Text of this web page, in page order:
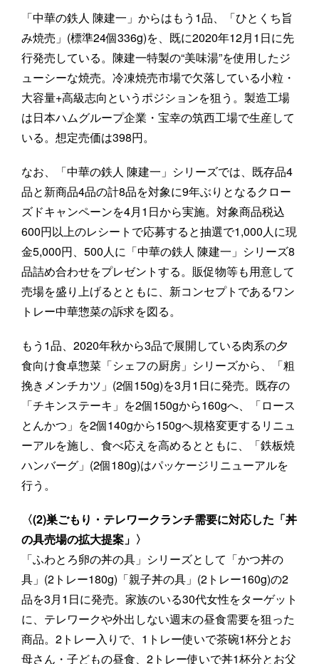
「中華の鉄人 陳建一」からはもう1品、「ひとくち旨
み焼売」(標準24個336g)を、既に2020年12月1日に先
行発売している。陳建一特製の“美味湯”を使用したジ
ューシーな焼売。冷凍焼売市場で欠落している小粒・
大容量+高級志向というポジションを狙う。製造工場
は日本ハムグループ企業・宝幸の筑西工場で生産して
いる。想定売価は398円。
なお、「中華の鉄人 陳建一」シリーズでは、既存品4
品と新商品4品の計8品を対象に9年ぶりとなるクロー
ズドキャンペーンを4月1日から実施。対象商品税込
600円以上のレシートで応募すると抽選で1,000人に現
金5,000円、500人に「中華の鉄人 陳建一」シリーズ8
品詰め合わせをプレゼントする。販促物等も用意して
売場を盛り上げるとともに、新コンセプトであるワン
トレー中華惣菜の訴求を図る。
もう1品、2020年秋から3品で展開している肉系の夕
食向け食卓惣菜「シェフの厨房」シリーズから、「粗
挽きメンチカツ」(2個150g)を3月1日に発売。既存の
「チキンステーキ」を2個150gから160gへ、「ロース
とんかつ」を2個140gから150gへ規格変更するリニュ
ーアルを施し、食べ応えを高めるとともに、「鉄板焼
ハンバーグ」(2個180g)はパッケージリニューアルを
行う。
〈(2)巣ごもり・テレワークランチ需要に対応した「丼
の具売場の拡大提案」〉
「ふわとろ卵の丼の具」シリーズとして「かつ丼の
具」(2トレー180g)「親子丼の具」(2トレー160g)の2
品を3月1日に発売。家族のいる30代女性をターゲット
に、テレワークや外出しない週末の昼食需要を狙った
商品。2トレー入りで、1トレー使いで茶碗1杯分とお
母さん・子どもの昼食、2トレー使いで丼1杯分とお父